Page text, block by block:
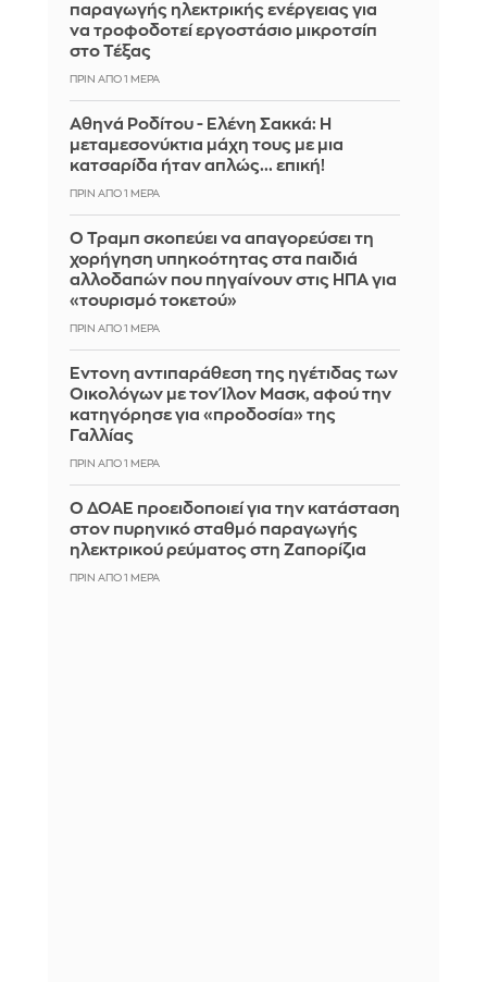
παραγωγής ηλεκτρικής ενέργειας για
να τροφοδοτεί εργοστάσιο μικροτσίπ
στο Τέξας
ΠΡΙΝ ΑΠΌ 1 ΜΈΡΑ
Αθηνά Ροδίτου - Ελένη Σακκά: Η
μεταμεσονύκτια μάχη τους με μια
κατσαρίδα ήταν απλώς... επική!
ΠΡΙΝ ΑΠΌ 1 ΜΈΡΑ
Ο Τραμπ σκοπεύει να απαγορεύσει τη
χορήγηση υπηκοότητας στα παιδιά
αλλοδαπών που πηγαίνουν στις ΗΠΑ για
«τουρισμό τοκετού»
ΠΡΙΝ ΑΠΌ 1 ΜΈΡΑ
Έντονη αντιπαράθεση της ηγέτιδας των
Οικολόγων με τον Ίλον Μασκ, αφού την
κατηγόρησε για «προδοσία» της
Γαλλίας
ΠΡΙΝ ΑΠΌ 1 ΜΈΡΑ
Ο ΔΟΑΕ προειδοποιεί για την κατάσταση
στον πυρηνικό σταθμό παραγωγής
ηλεκτρικού ρεύματος στη Ζαπορίζια
ΠΡΙΝ ΑΠΌ 1 ΜΈΡΑ